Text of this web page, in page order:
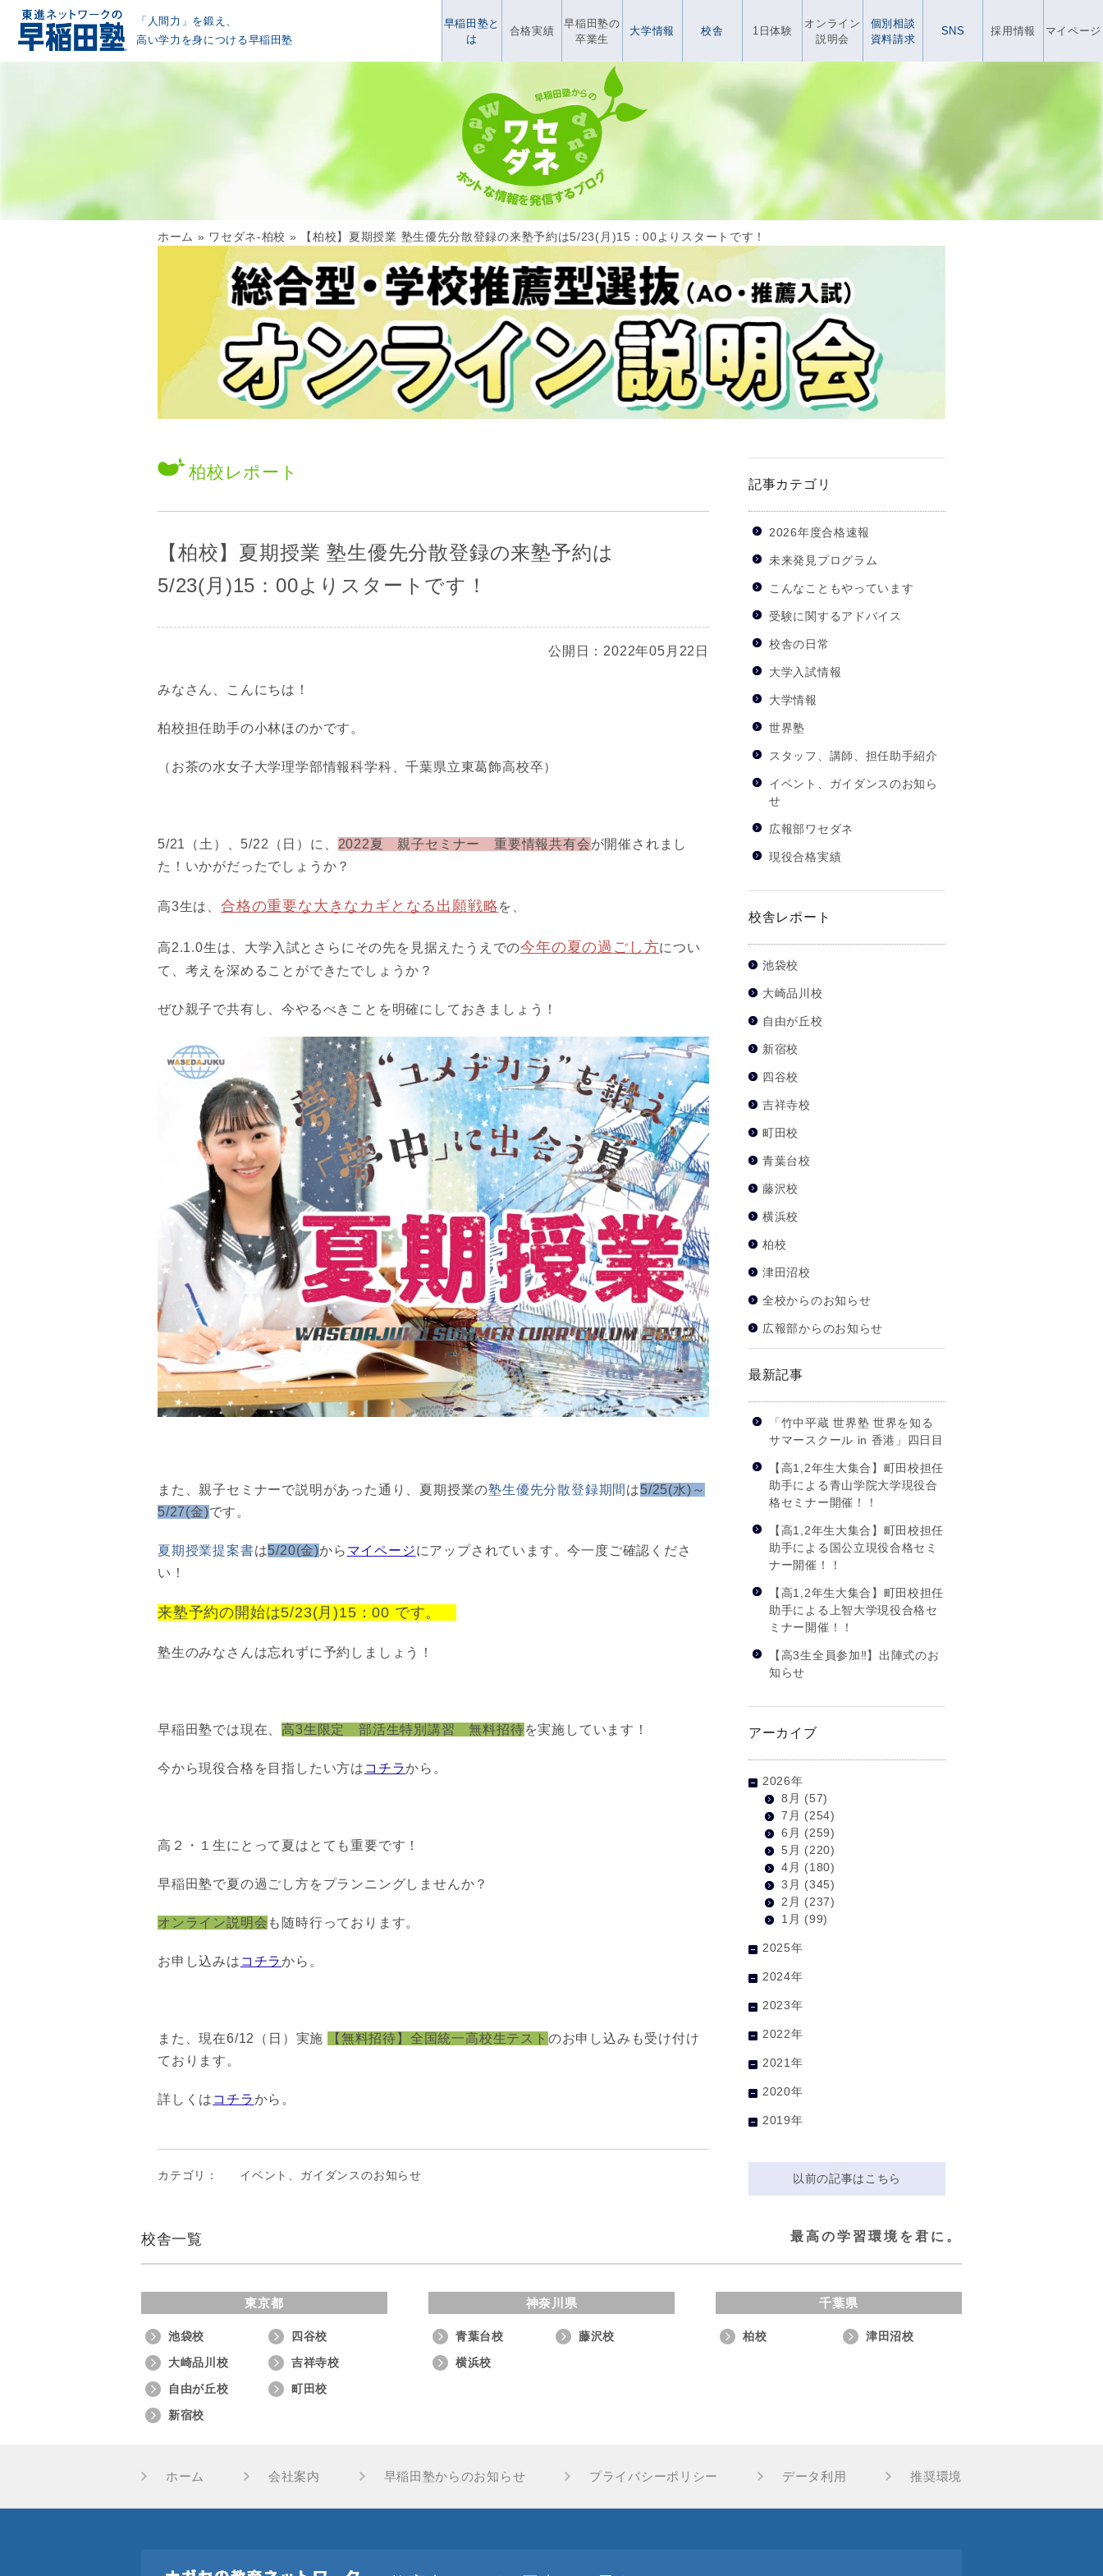
「人間力」を鍛え、
高い学力を身につける早稲田塾
早稲田塾と
は
合格実績
早稲田塾の
卒業生
大学情報 校舎 1日体験
オンライン
説明会
個別相談
資料請求
SNS 採用情報 マイページ
ホーム » ワセダネ-柏校 » 【柏校】夏期授業 塾生優先分散登録の来塾予約は5/23(月)15：00よりスタートです！
柏校 レポート
【柏校】夏期授業 塾生優先分散登録の来塾予約は
5/23(月)15：00よりスタートです！
公開日：2022年05月22日
みなさん、こんにちは！
柏校担任助手の小林ほのかです。
（お茶の水女子大学理学部情報科学科、千葉県立東葛飾高校卒）
5/21（土）、5/22（日）に、 2022夏 親子セミナー 重要情報共有会が開催されまし
た！いかがだったでしょうか？
高3生は、 合格の重要な大きなカギとなる出願戦略を、
高2.1.0生は、大学入試とさらにその先を見据えたうえでの今年の夏の過ごし方につい
て、考えを深めることができたでしょうか？
ぜひ親子で共有し、今やるべきことを明確にしておきましょう！
また、親子セミナーで説明があった通り、夏期授業の塾生優先分散登録期間 は5/25(水)～
5/27(金)です。
夏期授業提案書は5/20(金)から マイページにアップされています。今一度ご確認くださ
い！
来塾予約の開始は5/23(月)15：00 です。
塾生のみなさんは忘れずに予約しましょう！
早稲田塾では現在、高3生限定 部活生特別講習 無料招待を実施しています！
今から現役合格を目指したい方は コチラから。
高２・１生にとって夏はとても重要です！
早稲田塾で夏の過ごし方をプランニングしませんか？
オンライン説明会 も随時行っております。
お申し込みは コチラから。
また、現在6/12（日）実施 【無料招待】全国統一高校生テスト のお申し込みも受け付け
ております。
詳しくは コチラから。
カテゴリ： イベント、ガイダンスのお知らせ
記事カテゴリ
2026年度合格速報
未来発見プログラム
こんなこともやっています
受験に関するアドバイス
校舎の日常
大学入試情報
大学情報
世界塾
スタッフ、講師、担任助手紹介
イベント、ガイダンスのお知ら
せ
広報部ワセダネ
現役合格実績
校舎レポート
池袋校
大崎品川校
自由が丘校
新宿校
四谷校
吉祥寺校
町田校
青葉台校
藤沢校
横浜校
柏校
津田沼校
全校からのお知らせ
広報部からのお知らせ
最新記事
「竹中平蔵 世界塾 世界を知る
サマースクール in 香港」四日目
【高1,2年生大集合】町田校担任
助手による青山学院大学現役合
格セミナー開催！！
【高1,2年生大集合】町田校担任
助手による国公立現役合格セミ
ナー開催！！
【高1,2年生大集合】町田校担任
助手による上智大学現役合格セ
ミナー開催！！
【高3生全員参加‼】出陣式のお
知らせ
アーカイブ
2026年
8月 (57)
7月 (254)
6月 (259)
5月 (220)
4月 (180)
3月 (345)
2月 (237)
1月 (99)
2025年
2024年
2023年
2022年
2021年
2020年
2019年
以前の記事はこちら
校舎一覧 最高の学習環境を君に。
東京都
池袋校
四谷校
大崎品川校
吉祥寺校
自由が丘校
町田校
新宿校
神奈川県
青葉台校
藤沢校
横浜校
千葉県
柏校 津田沼校
ホーム 会社案内 早稲田塾からのお知らせ プライバシーポリシー データ利用 推奨環境